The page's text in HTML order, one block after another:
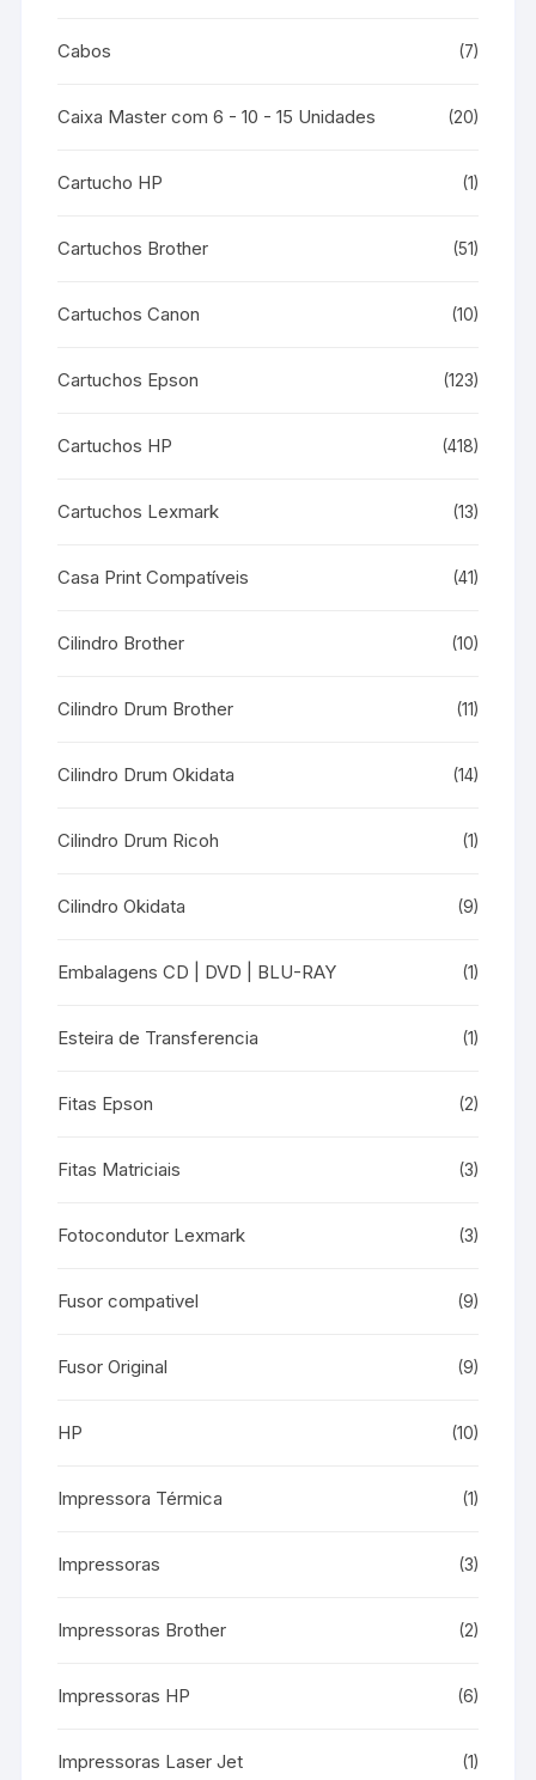
Cabos (7)
Caixa Master com 6 - 10 - 15 Unidades (20)
Cartucho HP (1)
Cartuchos Brother (51)
Cartuchos Canon (10)
Cartuchos Epson (123)
Cartuchos HP (418)
Cartuchos Lexmark (13)
Casa Print Compatíveis (41)
Cilindro Brother (10)
Cilindro Drum Brother (11)
Cilindro Drum Okidata (14)
Cilindro Drum Ricoh (1)
Cilindro Okidata (9)
Embalagens CD | DVD | BLU-RAY (1)
Esteira de Transferencia (1)
Fitas Epson (2)
Fitas Matriciais (3)
Fotocondutor Lexmark (3)
Fusor compativel (9)
Fusor Original (9)
HP (10)
Impressora Térmica (1)
Impressoras (3)
Impressoras Brother (2)
Impressoras HP (6)
Impressoras Laser Jet (1)